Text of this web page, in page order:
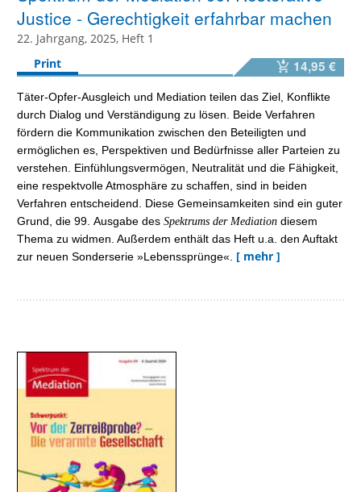
Justice - Gerechtigkeit erfahrbar machen
22. Jahrgang, 2025, Heft 1
Print
14,95 €
Täter-Opfer-Ausgleich und Mediation teilen das Ziel, Konflikte
durch Dialog und Verständigung zu lösen. Beide Verfahren
fördern die Kommunikation zwischen den Beteiligten und
ermöglichen es, Perspektiven und Bedürfnisse aller Parteien zu
verstehen. Einfühlungsvermögen, Neutralität und die Fähigkeit,
eine respektvolle Atmosphäre zu schaffen, sind in beiden
Verfahren entscheidend. Diese Gemeinsamkeiten sind ein guter
Grund, die 99. Ausgabe des Spektrums der Mediation diesem
Thema zu widmen. Außerdem enthält das Heft u.a. den Auftakt
zur neuen Sonderserie »Lebenssprünge«. [ mehr ]